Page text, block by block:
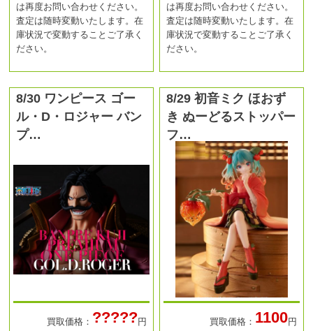
は再度お問い合わせください。
査定は随時変動いたします。在
庫状況で変動することご了承く
ださい。
は再度お問い合わせください。
査定は随時変動いたします。在
庫状況で変動することご了承く
ださい。
8/30 ワンピース ゴー
ル・D・ロジャー バン
プ…
買取価格： ?????円
8/29 初音ミク ほおず
き ぬーどるストッパー
フ…
買取価格： 1100円